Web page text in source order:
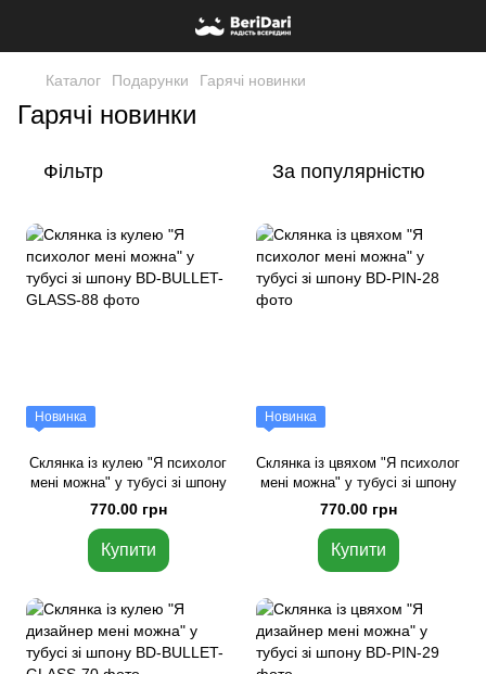
Каталог Подарунки Гарячі новинки
Гарячі новинки
Фільтр За популярністю
Новинка
Склянка із кулею "Я психолог
мені можна" у тубусі зі шпону
770.00 грн
Купити
Новинка
Склянка із цвяхом "Я психолог
мені можна" у тубусі зі шпону
770.00 грн
Купити